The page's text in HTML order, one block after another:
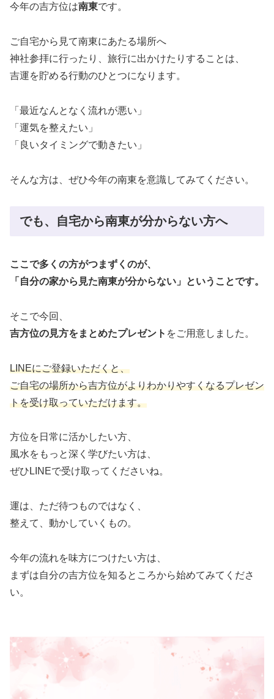
今年の吉方位は南東です。
ご自宅から見て南東にあたる場所へ
神社参拝に行ったり、旅行に出かけたりすることは、
吉運を貯める行動のひとつになります。
「最近なんとなく流れが悪い」
「運気を整えたい」
「良いタイミングで動きたい」
そんな方は、ぜひ今年の南東を意識してみてください。
でも、自宅から南東が分からない方へ
ここで多くの方がつまずくのが、
「自分の家から見た南東が分からない」ということです。
そこで今回、
吉方位の見方をまとめたプレゼント をご用意しました。
LINEにご登録いただくと、
ご自宅の場所から吉方位がよりわかりやすくなるプレゼン
トを受け取っていただけます。
方位を日常に活かしたい方、
風水をもっと深く学びたい方は、
ぜひLINEで受け取ってくださいね。
運は、ただ待つものではなく、
整えて、動かしていくもの。
今年の流れを味方につけたい方は、
まずは自分の吉方位を知るところから始めてみてくださ
い。